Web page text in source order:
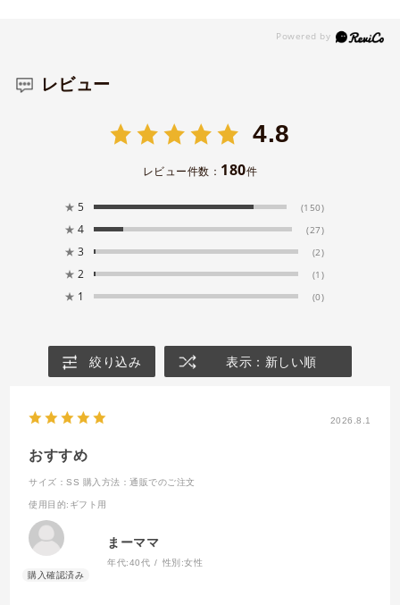
レビュー
4.8
レビュー件数： 180件
★ 5 (150)
★ 4 (27)
★ 3 (2)
★ 2 (1)
★ 1 (0)
絞り込み 表示：新しい順
2026.8.1
おすすめ
サイズ：SS 購入方法：通販でのご注文
使用目的:ギフト用
まーママ
年代:40代 性別:女性